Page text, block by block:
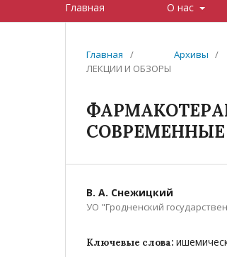
Главная О нас
Главная / Архивы /
ЛЕКЦИИ И ОБЗОРЫ
В. А. Снежицкий
УО "Гродненский
Ключевые слова: